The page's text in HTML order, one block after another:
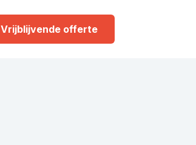
Vrijblijvende offerte